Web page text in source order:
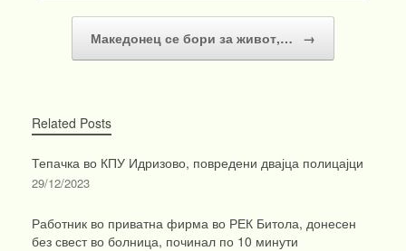
Македонец се бори за живот,… →
Related Posts
Тепачка во КПУ Идризово, повредени двајца полицајци
29/12/2023
Работник во приватна фирма во РЕК Битола, донесен
без свест во болница, починал по 10 минути